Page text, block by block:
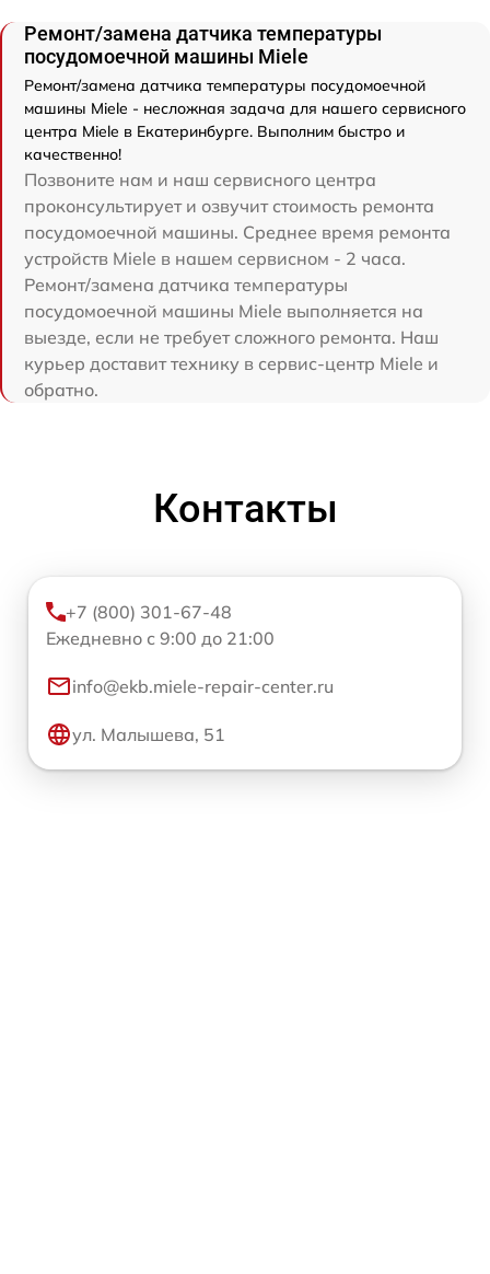
Ремонт/замена датчика температуры
посудомоечной машины Miele
Ремонт/замена датчика температуры посудомоечной
машины Miele - несложная задача для нашего сервисного
центра Miele в Екатеринбурге. Выполним быстро и
качественно!
Позвоните нам и наш сервисного центра
проконсультирует и озвучит стоимость ремонта
посудомоечной машины. Среднее время ремонта
устройств Miele в нашем сервисном - 2 часа.
Ремонт/замена датчика температуры
посудомоечной машины Miele выполняется на
выезде, если не требует сложного ремонта. Наш
курьер доставит технику в сервис-центр Miele и
обратно.
Контакты
+7 (800) 301-67-48
Ежедневно с 9:00 до 21:00
info@ekb.miele-repair-center.ru
ул. Малышева, 51